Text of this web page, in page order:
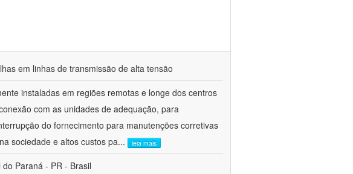
em linhas de transmissão de alta tensão
instaladas em regiões remotas e longe dos centros
com as unidades de adequação, para
do fornecimento para manutenções corretivas
sociedade e altos custos pa... leia mais
Paraná - PR - Brasil